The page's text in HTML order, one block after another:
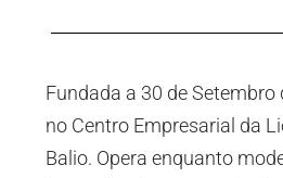
Fundada a 30 de Setembro
no Centro Empresarial da
Balio. Opera enquanto